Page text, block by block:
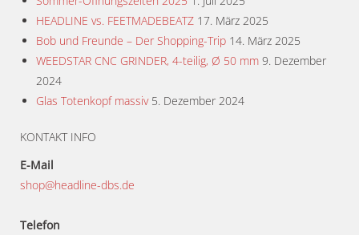
HEADLINE vs. FEETMADEBEATZ 17. März 2025
Bob und Freunde – Der Shopping-Trip 14. März 2025
WEEDSTAR CNC GRINDER, 4-teilig, Ø 50 mm 9. Dezember
2024
Glas Totenkopf massiv 5. Dezember 2024
KONTAKT INFO
E-Mail
shop@headline-dbs.de
Telefon